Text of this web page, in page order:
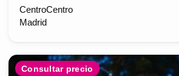
CentroCentro
Madrid
Consultar precio